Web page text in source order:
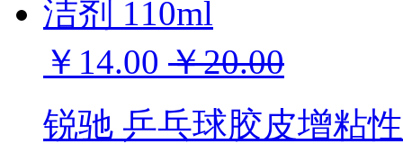
￥14.00 ￥20.00
锐驰 乒乓球胶皮增粘